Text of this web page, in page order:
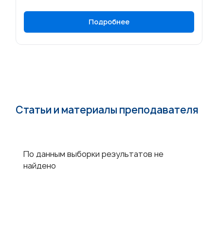
Подробнее
Статьи и материалы преподавателя
По данным выборки результатов не
найдено